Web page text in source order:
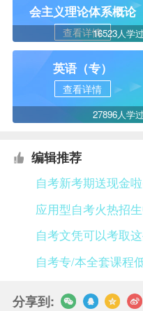
会主义理论体系概论
查看详情16523人学过
英语（专）
查看详情
27896人学过
编辑推荐
自考新考期送现金
应用型自考火热招
自考文凭可以考取
自考专/本全套课程
分享到: